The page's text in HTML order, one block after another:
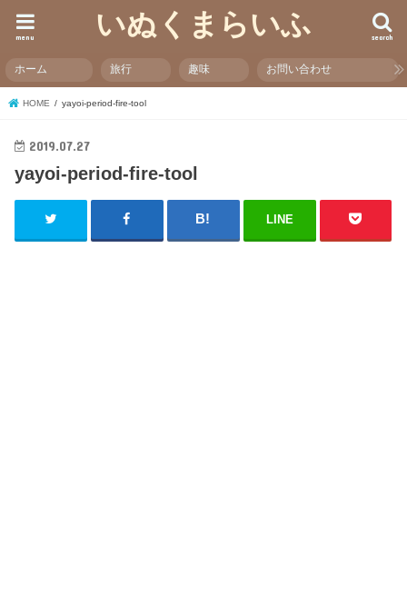
いぬくまらいふ search
menu
ホーム 旅行 趣味 お問い合わせ
HOME yayoi-period-fire-tool
2019.07.27
yayoi-period-fire-tool
LINE